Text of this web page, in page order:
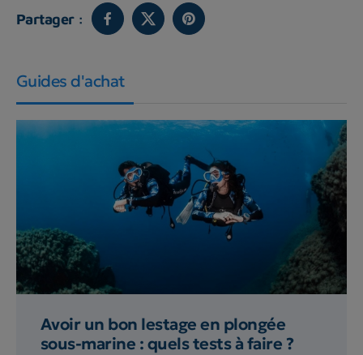
Partager :
Guides d'achat
Avoir un bon lestage en plongée
sous-marine : quels tests à faire ?